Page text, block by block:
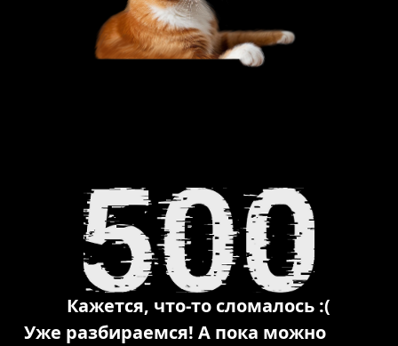
Кажется, что-то сломалось :(
Уже разбираемся! А пока можно